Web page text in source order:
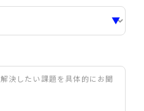
決したい課題を具体的にお聞